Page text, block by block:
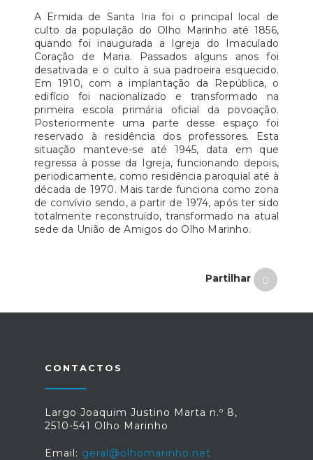
A Ermida de Santa Iria foi o principal local de
culto da população do Olho Marinho até 1856,
quando foi inaugurada a Igreja do Imaculado
Coração de Maria. Passados alguns anos foi
desativada e o culto à sua padroeira esquecido.
Em 1910, com a implantação da República, o
edifício foi nacionalizado e transformado na
primeira escola primária oficial da povoação.
Posteriormente uma parte desse espaço foi
reservado à residência dos professores. Esta
situação manteve-se até 1945, data em que
regressa à posse da Igreja, funcionando depois,
periodicamente, como residência paroquial até à
década de 1970. Mais tarde funciona como zona
de convívio sendo, a partir de 1974, após ter sido
totalmente reconstruído, transformado na atual
sede da União de Amigos do Olho Marinho.
Partilhar
CONTACTOS
Largo Joaquim Justino Marta n.º 8,
2510-541 Olho Marinho
Email: geral@olhomarinho.net